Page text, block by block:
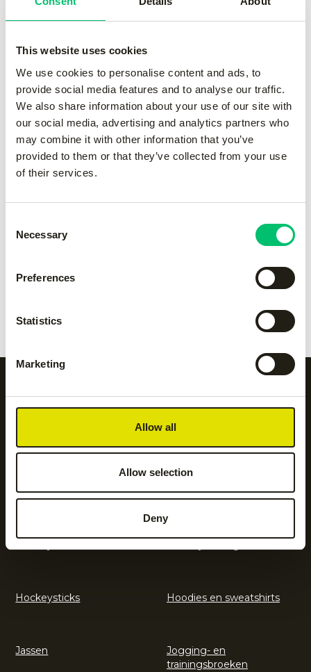
This website uses cookies
We use cookies to personalise content and ads, to
provide social media features and to analyse our traffic.
We also share information about your use of our site with
our social media, advertising and analytics partners who
may combine it with other information that you’ve
provided to them or that they’ve collected from your use
of their services.
Selection
Necessary
Preferences
Statistics
Marketing
Allow all
Allow selection
Deny
Rise handprotector set
wise
-yellow
€80.00
Sky handprotector set-
Blue
€170.00
Sky handprotector set-
€170.00
Rise tock boys-black
Rise elbow protector-
Alle categorieën op een
rijtje
Accessoires Body protection
Hockeysticks Hoodies en sweatshirts
Jassen
Jogging- en
trainingsbroeken